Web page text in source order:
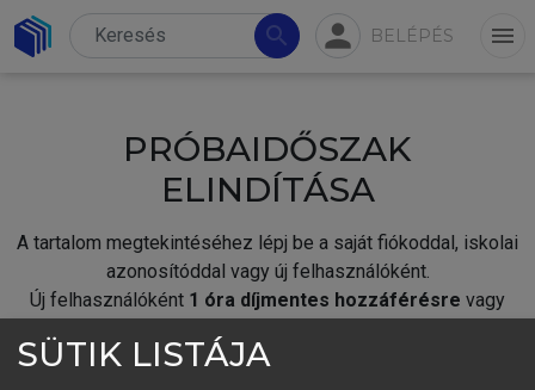
search person BELÉPÉS menu
PRÓBAIDŐSZAK
ELINDÍTÁSA
A tartalom megtekintéséhez lépj be a saját fiókoddal, iskolai
azonosítóddal vagy új felhasználóként.
Új felhasználóként 1 óra díjmentes hozzáférésre vagy
SÜTIK LISTÁJA